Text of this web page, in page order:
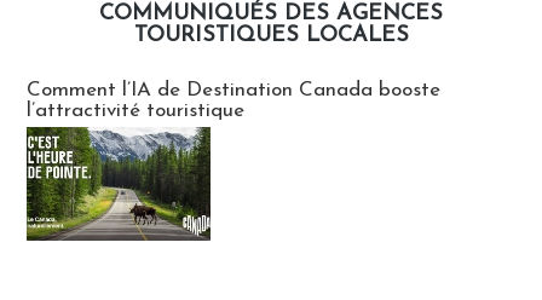
COMMUNIQUÉS DES AGENCES
TOURISTIQUES LOCALES
Comment l’IA de Destination Canada booste
l’attractivité touristique